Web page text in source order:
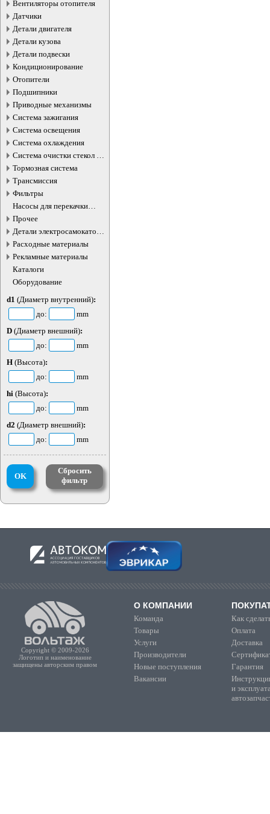
Вентиляторы отопителя
Датчики
Детали двигателя
Детали кузова
Детали подвески
Кондиционирование
Отопители
Подшипники
Приводные механизмы
Система зажигания
Система освещения
Система охлаждения
Система очистки стекол и
фар
Тормозная система
Трансмиссия
Фильтры
Насосы для перекачки
жидкостей
Прочее
Детали электросамокатов и
электротранспорта
Расходные материалы
Рекламные материалы
Каталоги
Оборудование
d1 (Диаметр внутренний):
до:
mm
D (Диаметр внешний):
до:
mm
H (Высота):
до:
mm
hi (Высота):
до:
mm
d2 (Диаметр внешний):
до:
mm
OK
Сбросить
фильтр
Copyright © 2009-2026
Логотип и наименование
защищены авторским правом
О КОМПАНИИ
Команда
Товары
Услуги
Производители
Новые поступления
Вакансии
Как
Оплата
Доставка
Гарантия
и